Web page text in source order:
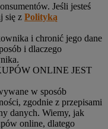
Jeśli jesteś
się z Polityką
i chronić jego dane
i dlaczego
ONLINE JEST
w sposób
zgodnie z przepisami
danych. Wiemy, jak
online, dlatego